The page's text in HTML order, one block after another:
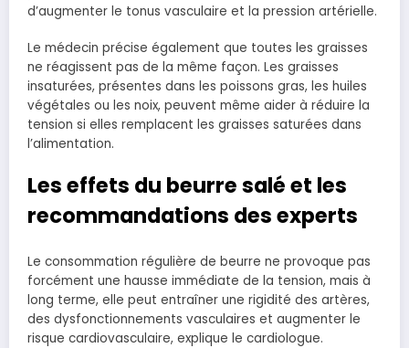
d’augmenter le tonus vasculaire et la pression artérielle.
Le médecin précise également que toutes les graisses
ne réagissent pas de la même façon. Les graisses
insaturées, présentes dans les poissons gras, les huiles
végétales ou les noix, peuvent même aider à réduire la
tension si elles remplacent les graisses saturées dans
l’alimentation.
Les effets du beurre salé et les
recommandations des experts
Le consommation régulière de beurre ne provoque pas
forcément une hausse immédiate de la tension, mais à
long terme, elle peut entraîner une rigidité des artères,
des dysfonctionnements vasculaires et augmenter le
risque cardiovasculaire, explique le cardiologue.